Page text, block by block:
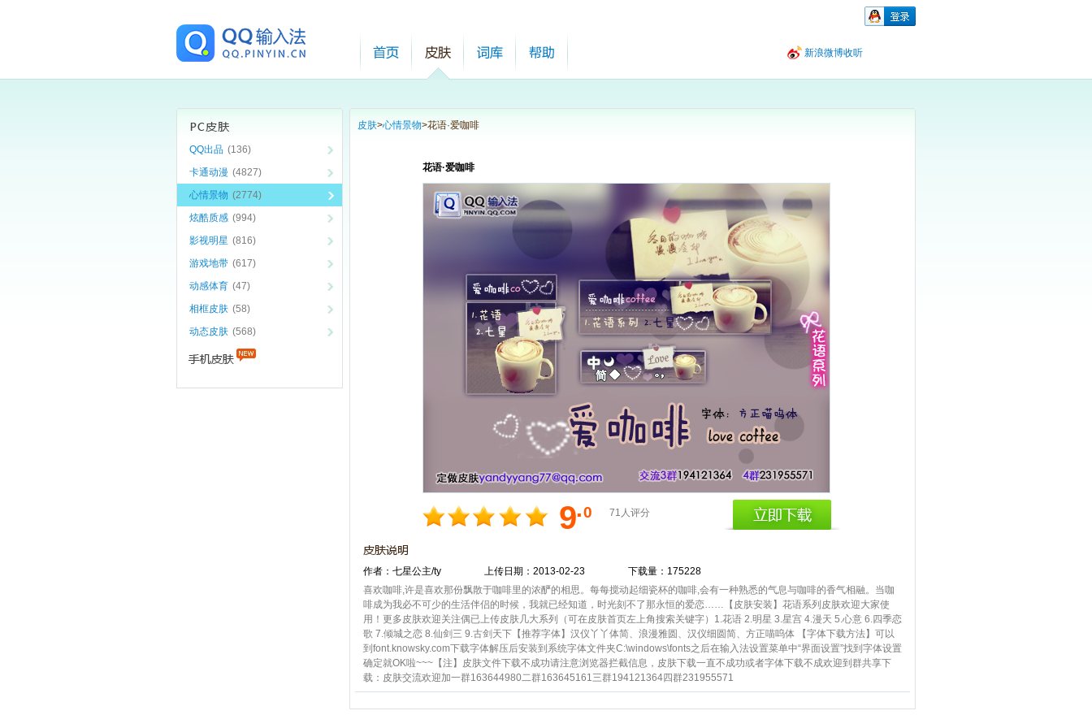
新浪微博收听
QQ出品 (136)
卡通动漫 (4827)
心情景物 (2774)
炫酷质感 (994)
影视明星 (816)
游戏地带 (617)
动感体育 (47)
相框皮肤 (58)
动态皮肤 (568)
皮肤>心情景物>花语·爱咖啡
花语·爱咖啡
9.0 71人评分
作者：七星公主/ty 上传日期：2013-02-23
下载量：175228
喜欢咖啡,许是喜欢那份飘散于咖啡里的浓酽的相思。每每搅动起细瓷杯的咖啡,会有一种熟悉的气息与咖啡的香气相融。当咖
啡成为我必不可少的生活伴侣的时候，我就已经知道，时光刻不了那永恒的爱恋……【皮肤安装】花语系列皮肤欢迎大家使
用！更多皮肤欢迎关注偶已上传皮肤几大系列（可在皮肤首页左上角搜索关键字）1.花语 2.明星 3.星宫 4.漫天 5.心意 6.四季恋
歌 7.倾城之恋 8.仙剑三 9.古剑天下【推荐字体】汉仪丫丫体简、浪漫雅圆、汉仪细圆简、方正喵呜体 【字体下载方法】可以
到font.knowsky.com下载字体解压后安装到系统字体文件夹C:\windows\fonts之后在输入法设置菜单中“界面设置”找到字体设置
确定就OK啦~~~【注】皮肤文件下载不成功请注意浏览器拦截信息，皮肤下载一直不成功或者字体下载不成欢迎到群共享下
载：皮肤交流欢迎加一群163644980二群163645161三群194121364四群231955571